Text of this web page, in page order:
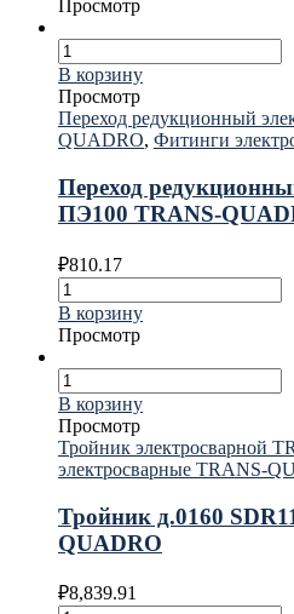
Просмотр
В корзину
Просмотр
Переход редукционный
QUADRO, Фитинги
Переход
ПЭ100 TRANS-
₽810.17
В корзину
Просмотр
В корзину
Просмотр
Тройник электросварной
электросварные TRANS-
Тройник д.0160
QUADRO
₽8,839.91